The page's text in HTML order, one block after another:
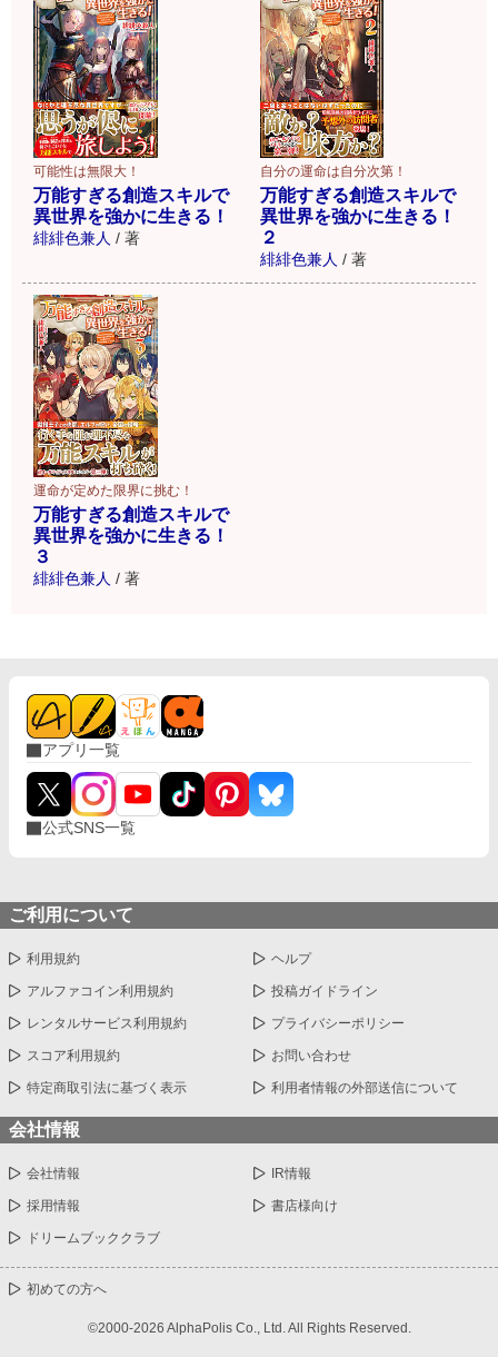
可能性は無限大！
万能すぎる創造スキルで
異世界を強かに生きる！
緋緋色兼人 / 著
自分の運命は自分次第！
万能すぎる創造スキルで
異世界を強かに生きる！
２
緋緋色兼人 / 著
運命が定めた限界に挑む！
万能すぎる創造スキルで
異世界を強かに生きる！
３
緋緋色兼人 / 著
アプリ一覧
公式SNS一覧
ご利用について
利用規約 ヘルプ
アルファコイン利用規約 投稿ガイドライン
レンタルサービス利用規約 プライバシーポリシー
スコア利用規約 お問い合わせ
特定商取引法に基づく表示 利用者情報の外部送信について
会社情報
会社情報 IR情報
採用情報 書店様向け
ドリームブッククラブ
初めての方へ
©2000-2026 AlphaPolis Co., Ltd. All Rights Reserved.